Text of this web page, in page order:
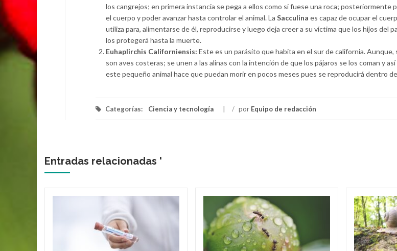
los cangrejos; en primera instancia se pega a ellos como si fuese una roca; posteriormente
el cuerpo y poder avanzar hasta controlar el animal. La Sacculina es capaz de ocupar el
utiliza para, alimentarse de él, reproducirse y luego deja creer a su víctima que los hijos del
los protegerá hasta la muerte.
Euhaplirchis Californiensis: Este es un parásito que habita en el sur de california.
son aves costeras; se unen a las alinas con la intención de que los pájaros se los coman y
este pequeño animal hace que puedan morir en pocos meses pues se reproducirá dentro
Categorías: Ciencia y tecnología / por Equipo de redacción
Entradas relacionadas '